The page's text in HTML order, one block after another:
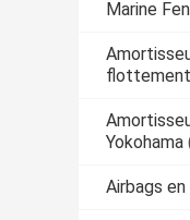
Marine
flottement
Yokohama
Airbags